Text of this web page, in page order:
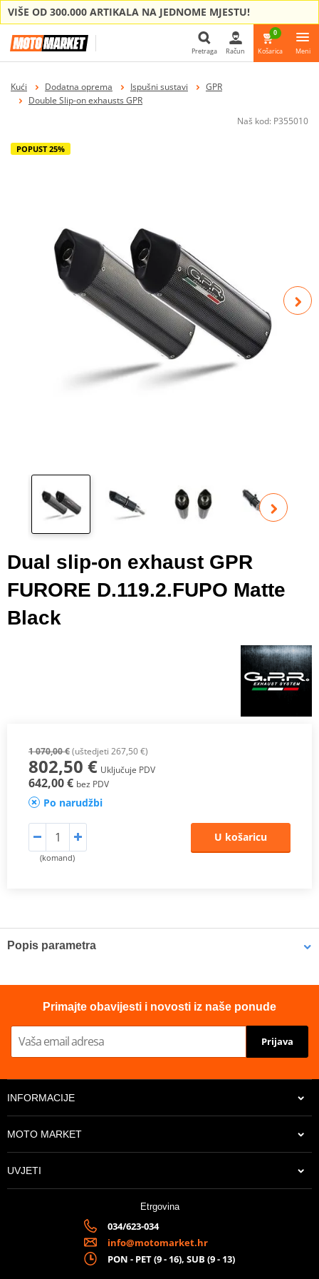
VIŠE OD 300.000 ARTIKALA NA JEDNOME MJESTU!
Pretraga Račun
0
Košarica Meni
Kući Dodatna oprema Ispušni sustavi
GPR
Double Slip-on exhausts GPR
Naš kod: P355010
POPUST 25%
Dual slip-on exhaust GPR
FURORE D.119.2.FUPO Matte
Black
1 070,00 €(uštedjeti 267,50 €)
802,50 € Uključuje PDV
642,00 € bez PDV
Po narudžbi
(komand)
U košaricu
Popis parametra
Primajte obavijesti i novosti iz naše ponude
Prijava
INFORMACIJE
MOTO MARKET
UVJETI
Etrgovina
034/623-034
info@motomarket.hr
PON - PET (9 - 16), SUB (9 - 13)